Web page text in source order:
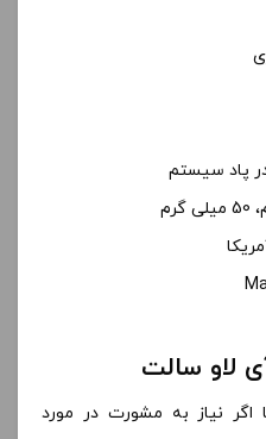
پاد سیستم
لاو سالت
اگر نیاز به مشورت در مورد